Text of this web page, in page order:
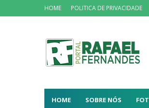
HOME POLITICA DE PRIVACIDADE
HOME SOBRE NÓS